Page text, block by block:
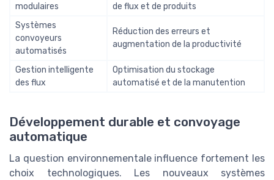
modulaires
de flux et de produits
Systèmes
convoyeurs
automatisés
Réduction des erreurs et
augmentation de la productivité
Gestion intelligente
des flux
Optimisation du stockage
automatisé et de la manutention
Développement durable et convoyage
automatique
La question environnementale influence fortement les
choix technologiques. Les nouveaux systèmes